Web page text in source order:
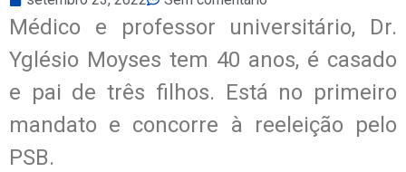
Médico e professor universitário, Dr.
Yglésio Moyses tem 40 anos, é casado
e pai de três filhos. Está no primeiro
mandato e concorre à reeleição pelo
PSB.